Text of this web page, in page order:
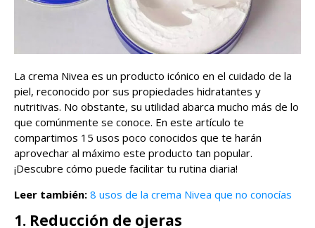
La crema Nivea es un producto icónico en el cuidado de la
piel, reconocido por sus propiedades hidratantes y
nutritivas. No obstante, su utilidad abarca mucho más de lo
que comúnmente se conoce. En este artículo te
compartimos 15 usos poco conocidos que te harán
aprovechar al máximo este producto tan popular.
¡Descubre cómo puede facilitar tu rutina diaria!
Leer también: 8 usos de la crema Nivea que no conocías
1. Reducción de ojeras